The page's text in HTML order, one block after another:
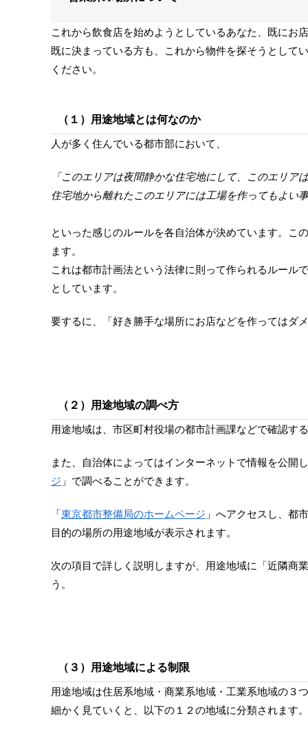
これから飲食店を始めようとしているあなた、既にお
既に決まっている方も、これから物件を探そうとして
ください。
（１）用途地域とは何なのか
人が多く住んでいる都市部において、
「このエリアは夜間静かな住宅地にして、このエリア
住宅地から離れたこのエリアには工場を作ってもよい
といった感じのルールを各自治体が決めています。こ
ます。
これは都市計画法という法律に則って作られるルール
としています。
要するに、「好き勝手な場所にお店などを作ってはダ
（２）用途地域の調べ方
用途地域は、市区町村役場の都市計画課などで確認す
また、自治体によってはインターネットで情報を公開
ジ 」で調べることができます。
「東京都市整備局のホームページ 」へアクセスし、都
目的の場所の用途地域が表示されます。
次の項目で詳しく説明しますが、用途地域に「近隣商
う。
（３）用途地域による制限
用途地域は住居系地域・商業系地域・工業系地域の３
細かく見ていくと、以下の１２の地域に分類されます。